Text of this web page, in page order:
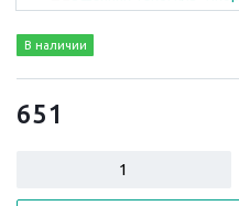
В наличии
651